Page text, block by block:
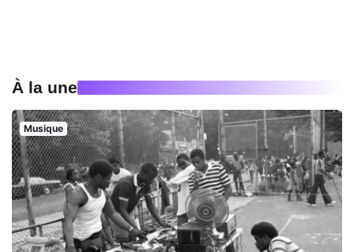
À la une
Musique